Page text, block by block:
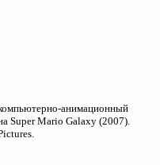
анимационный
Super Mario Galaxy (2007).